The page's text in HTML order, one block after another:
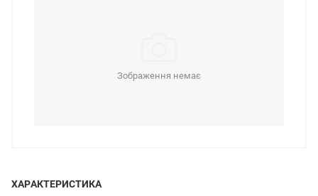
Зображення немає
ХАРАКТЕРИСТИКА